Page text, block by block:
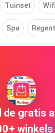
Tuinset Wifi
Spa
de gratis
winkels